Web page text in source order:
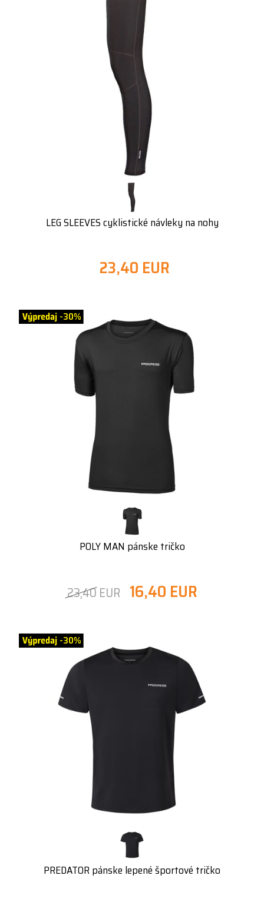
LEG SLEEVES cyklistické návleky na nohy
23,40 EUR
-30%
POLY MAN pánske tričko
23,40 EUR 16,40 EUR
-30%
PREDATOR pánske lepené športové tričko